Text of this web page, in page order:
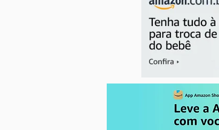
Como a alimentação na